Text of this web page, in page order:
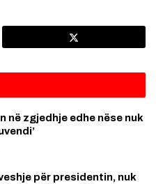
në zgjedhje edhe nëse nuk
për presidentin, nuk